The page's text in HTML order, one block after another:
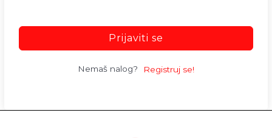
Prijaviti se
Nemaš nalog? Registruj se!